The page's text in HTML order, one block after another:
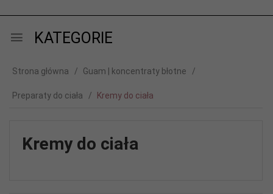
KATEGORIE
Strona główna Guam | koncentraty błotne
Preparaty do ciała Kremy do ciała
Kremy do ciała